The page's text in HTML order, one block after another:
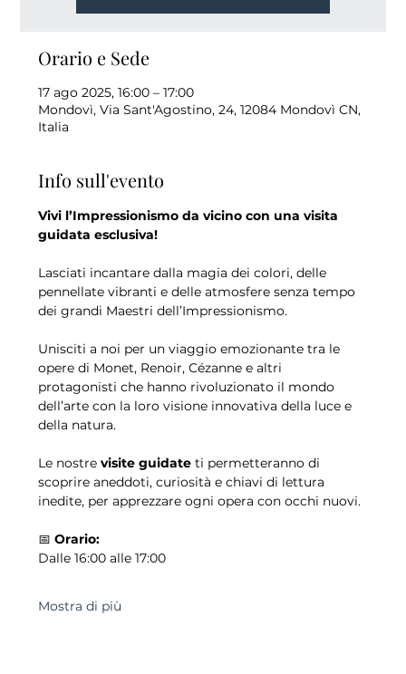
Orario e Sede
17 ago 2025, 16:00 – 17:00
Mondovì, Via Sant'Agostino, 24, 12084 Mondovì CN,
Italia
Info sull'evento
Vivi l’Impressionismo da vicino con una visita
guidata esclusiva!
Lasciati incantare dalla magia dei colori, delle
pennellate vibranti e delle atmosfere senza tempo
dei grandi Maestri dell’Impressionismo.
Unisciti a noi per un viaggio emozionante tra le
opere di Monet, Renoir, Cézanne e altri
protagonisti che hanno rivoluzionato il mondo
dell’arte con la loro visione innovativa della luce e
della natura.
Le nostre visite guidate ti permetteranno di
scoprire aneddoti, curiosità e chiavi di lettura
inedite, per apprezzare ogni opera con occhi nuovi.
📅 Orario:
Dalle 16:00 alle 17:00
Mostra di più